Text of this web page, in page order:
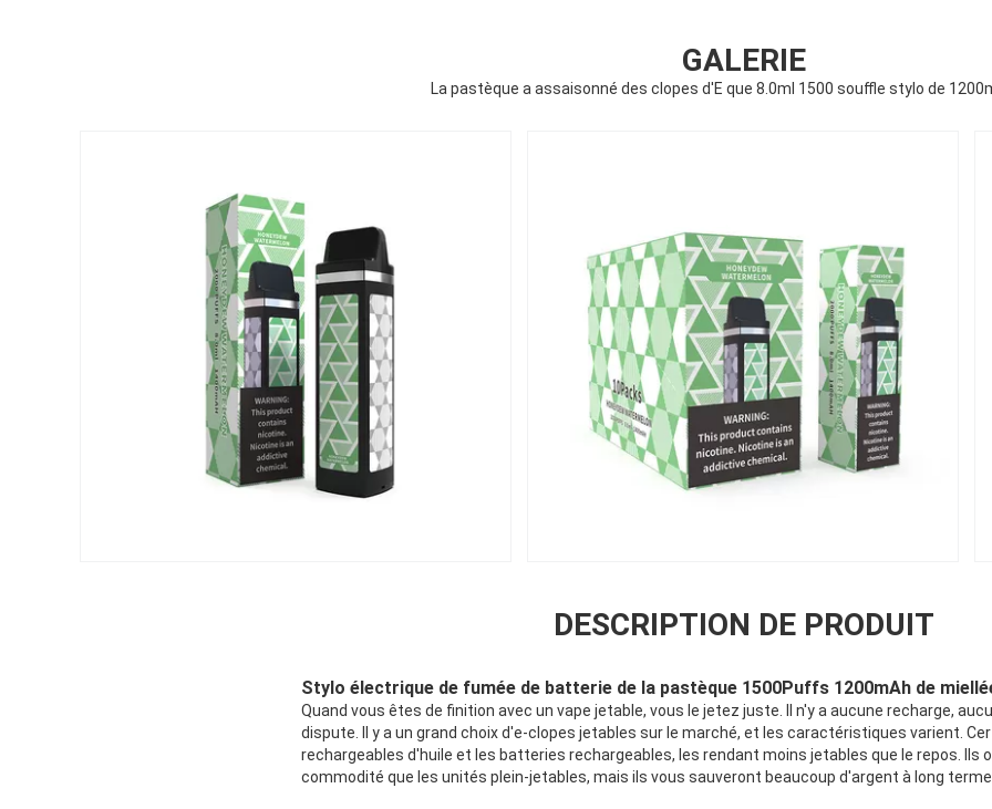
GALERIE
La pastèque a assaisonné des clopes d'E que 8.0ml 1500 souffle stylo de
DESCRIPTION DE PRODUIT
Stylo électrique de fumée de batterie de la pastèque 1500Puffs 1200mAh de
Quand vous êtes de finition avec un vape jetable, vous le jetez juste. Il n'y a aucune recharge,
dispute. Il y a un grand choix d'e-clopes jetables sur le marché, et les caractéristiques varient.
rechargeables d'huile et les batteries rechargeables, les rendant moins jetables que le repos. Ils
commodité que les unités plein-jetables, mais ils vous sauveront beaucoup d'argent à long